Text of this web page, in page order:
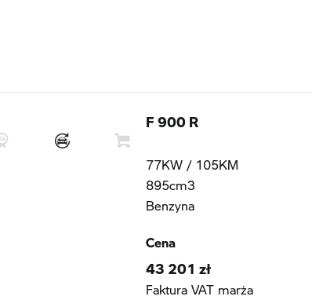
F 900 R
77KW / 105KM
895cm3
Benzyna
Cena
43 201 zł
Faktura VAT marża